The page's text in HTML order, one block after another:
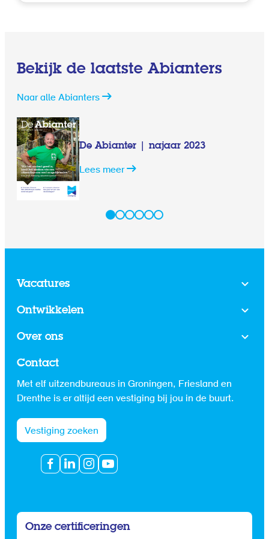
Bekijk de laatste Abianters
Naar alle Abianters
De Abianter | najaar 2023
Lees meer
Vacatures
Ontwikkelen
Over ons
Contact
Met elf uitzendbureaus in Groningen, Friesland en
Drenthe is er altijd een vestiging bij jou in de buurt.
Vestiging zoeken
Onze certificeringen